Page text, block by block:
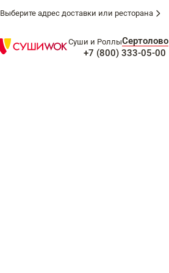
Выберите адрес доставки или ресторана
Суши и РоллыСертолово
+7 (800) 333-05-00